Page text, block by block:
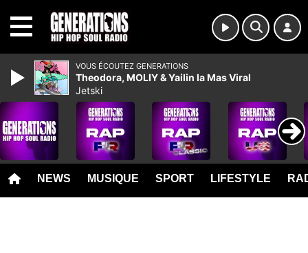
NEWS MUSIQUE SPORT LIFESTYLE
VOUS ÉCOUTEZ GENERATIONS
Theodora, MOLIY & Yailin la Mas Viral
Jetski